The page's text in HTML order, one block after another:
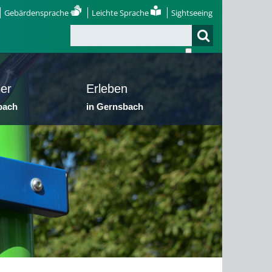
Gebärdensprache Leichte Sprache Sightseeing
Erleben
in Gernsbach